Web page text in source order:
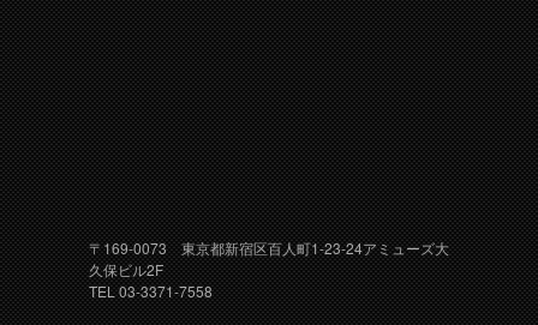
〒169-0073 東京都新宿区百人町1-23-24アミューズ大
久保ビル2F
TEL 03-3371-7558